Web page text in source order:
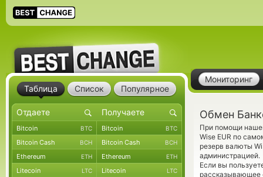
Мониторинг
Обмен
При помощи
Wise EUR по
резерв валюты
администрацией.
Если вы
рассказывающее
Таблица Список Популярное
Bitcoin BTC Bitcoin BTC
Bitcoin Cash BCH Bitcoin Cash BCH
Ethereum ETH Ethereum ETH
Litecoin LTC Litecoin LTC